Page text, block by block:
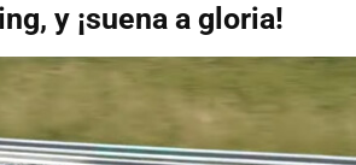
y ¡suena a gloria!